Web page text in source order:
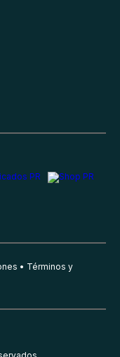
Términos y